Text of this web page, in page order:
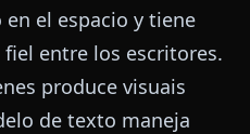
el espacio y tiene
entre los escritores.
produce visuais
de texto maneja